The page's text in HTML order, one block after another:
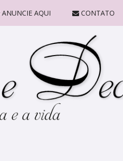
ANUNCIE AQUI CONTATO